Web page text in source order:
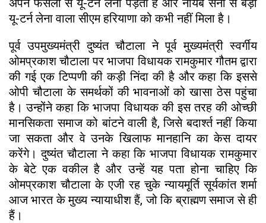
यू-टर्न लेना वाला सीएम हरियाणा को कभी नहीं मिला है।
पूर्व उपमुख्यमंत्री दुष्यंत चौटाला ने पूर्व मुख्यमंत्री स्वर्गीय
ओमप्रकाश चौटाला पर भाजपा विधायक रामकुमार गौतम द्वारा
की गई एक टिप्पणी की कड़ी निंदा की है और कहा कि इससे
ओपी चौटाला के समर्थकों की भावनाओं को खासा ठेस पहुंचा
है। उन्होंने कहा कि भाजपा विधायक की इस तरह की ओच्छी
मानसिकता समाज को बांटने वाली है, जिसे बदार्श्त नहीं किया
जा सकता और वे उनके खिलाफ मानहानि का केस दायर
करेंगे। दुष्यंत चौटाला ने कहा कि भाजपा विधायक रामकुमार
के बेटे एक वकील है और उन्हें यह पता होना चाहिए कि
ओमप्रकाश चौटाला के एजी रह चुके न्यायमूर्ति सूर्यकांत शर्मा
आज भारत के मुख्य न्यायाधीश हैं, जो कि ब्राह्मण समाज से ही
हैं।